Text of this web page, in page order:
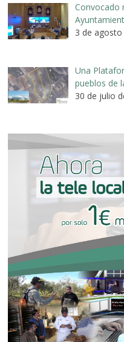
Convocado
3 de agosto
Una
pueblos de
30 de julio